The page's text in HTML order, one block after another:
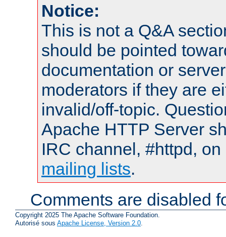
Notice:
This is not a Q&A
should be pointed
documentation or
moderators if they are
invalid/off-topic.
Apache HTTP Server
IRC channel, #httpd,
mailing lists.
Comments are disabled
Copyright 2025 The Apache Software Foundation.
Autorisé sous Apache License, Version 2.0.